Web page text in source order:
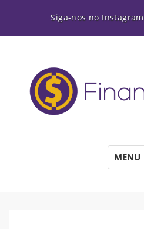
Siga-nos no Instagram
MENU